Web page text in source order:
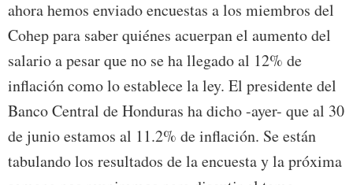
ahora hemos enviado encuestas a los miembros del
Cohep para saber quiénes acuerpan el aumento del
salario a pesar que no se ha llegado al 12% de
inflación como lo establece la ley. El presidente del
Banco Central de Honduras ha dicho -ayer- que al 30
de junio estamos al 11.2% de inflación. Se están
tabulando los resultados de la encuesta y la próxima